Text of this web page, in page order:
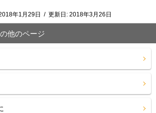
年1月29日 / 更新日: 2018年3月26日
他のページ